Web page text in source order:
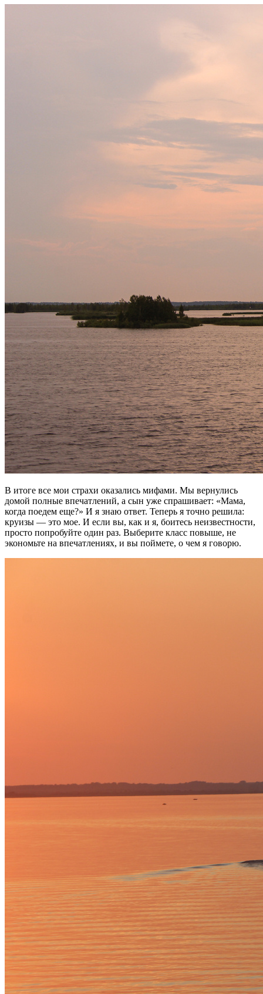
В итоге все мои страхи оказались мифами. Мы вернулись
домой полные впечатлений, а сын уже спрашивает: «Мама,
когда поедем еще?» И я знаю ответ. Теперь я точно решила:
круизы — это мое. И если вы, как и я, боитесь неизвестности,
просто попробуйте один раз. Выберите класс повыше, не
экономьте на впечатлениях, и вы поймете, о чем я говорю.